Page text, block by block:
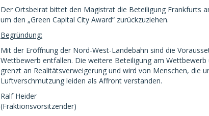
Der Ortsbeirat bittet den Magistrat die Beteiligung Frankfurts
um den „Green Capital City Award“ zurückzuziehen.
Begründung:
Mit der Eröffnung der Nord-West-Landebahn sind die
Wettbewerb entfallen. Die weitere Beteiligung am Wettbewerb
grenzt an Realitätsverweigerung und wird von Menschen, die
Luftverschmutzung leiden als Affront verstanden.
Ralf Heider
(Fraktionsvorsitzender)